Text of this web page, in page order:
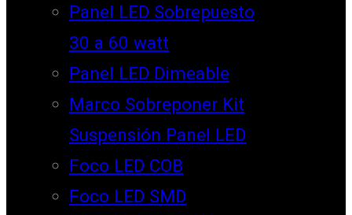
Panel LED Sobrepuesto
30 a 60 watt
Panel LED Dimeable
Marco Sobreponer Kit
Suspensión Panel LED
Foco LED COB
Foco LED SMD